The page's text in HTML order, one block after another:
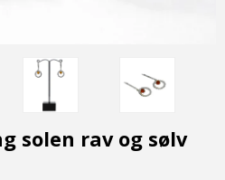
solen rav og sølv